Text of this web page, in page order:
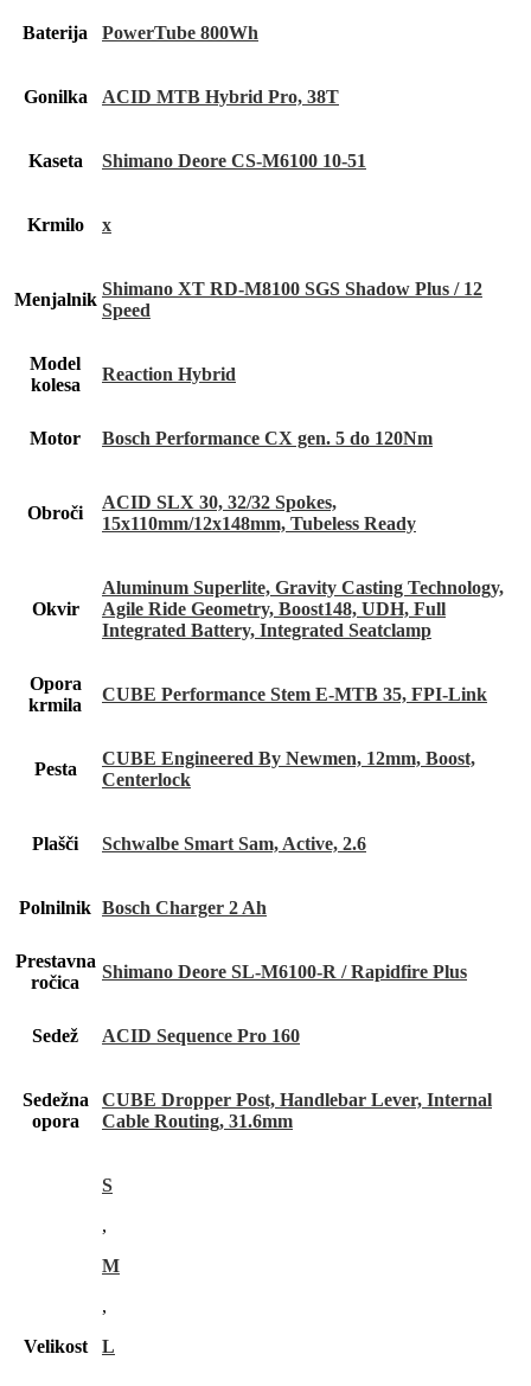
Baterija PowerTube 800Wh
Gonilka ACID MTB Hybrid Pro, 38T
Kaseta Shimano Deore CS-M6100 10-51
Krmilo x
Menjalnik
Shimano XT RD-M8100 SGS Shadow Plus / 12
Speed
Model
kolesa
Reaction Hybrid
Motor Bosch Performance CX gen. 5 do 120Nm
Obroči
ACID SLX 30, 32/32 Spokes,
15x110mm/12x148mm, Tubeless Ready
Okvir
Aluminum Superlite, Gravity Casting Technology,
Agile Ride Geometry, Boost148, UDH, Full
Integrated Battery, Integrated Seatclamp
Opora
krmila
CUBE Performance Stem E-MTB 35, FPI-Link
Pesta
CUBE Engineered By Newmen, 12mm, Boost,
Centerlock
Plašči Schwalbe Smart Sam, Active, 2.6
Polnilnik Bosch Charger 2 Ah
Prestavna
ročica
Shimano Deore SL-M6100-R / Rapidfire Plus
Sedež ACID Sequence Pro 160
Sedežna
opora
CUBE Dropper Post, Handlebar Lever, Internal
Cable Routing, 31.6mm
Velikost
S
,
M
,
L